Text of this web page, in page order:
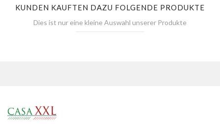
KUNDEN KAUFTEN DAZU FOLGENDE PRODUKTE
Dies ist nur eine kleine Auswahl unserer Produkte